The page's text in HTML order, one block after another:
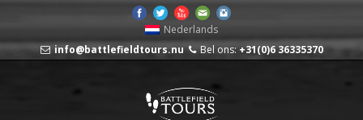
Nederlands
info@battlefieldtours.nu
Bel ons: +31(0)6 36335370